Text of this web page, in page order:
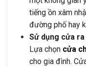
tiếng ồn xâm
đường phố hay
Sử dụng cửa
Lựa chọn cửa
cho gia đình.